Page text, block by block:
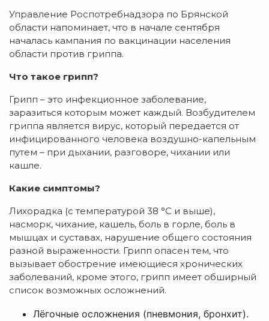
Управление Роспотребнадзора по Брянской
области напоминает, что в начале сентября
началась кампания по вакцинации населения
области против гриппа.
Что такое грипп?
Грипп – это инфекционное заболевание,
заразиться которым может каждый. Возбудителем
гриппа является вирус, который передается от
инфицированного человека воздушно-капельным
путем – при дыхании, разговоре, чихании или
кашле.
Какие симптомы?
Лихорадка (с температурой 38 °C и выше),
насморк, чихание, кашель, боль в горле, боль в
мышцах и суставах, нарушение общего состояния
разной выраженности. Грипп опасен тем, что
вызывает обострение имеющиеся хронических
заболеваний, кроме этого, грипп имеет обширный
список возможных осложнений.
Лёгочные осложнения (пневмония, бронхит).